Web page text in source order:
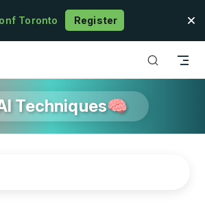
Toronto Register
Techniques🧠